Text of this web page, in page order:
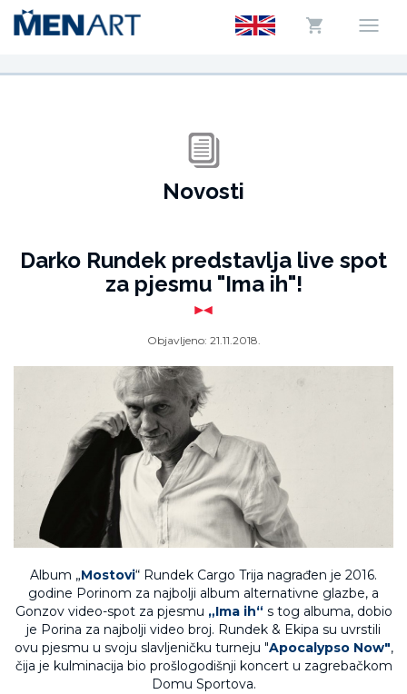
Novosti
Darko Rundek predstavlja live spot
za pjesmu "Ima ih"!
Objavljeno: 21.11.2018.
Album „Mostovi“ Rundek Cargo Trija nagrađen je 2016.
godine Porinom za najbolji album alternativne glazbe, a
Gonzov video-spot za pjesmu „Ima ih“ s tog albuma, dobio
je Porina za najbolji video broj. Rundek & Ekipa su uvrstili
ovu pjesmu u svoju slavljeničku turneju "Apocalypso Now",
čija je kulminacija bio prošlogodišnji koncert u zagrebačkom
Domu Sportova.